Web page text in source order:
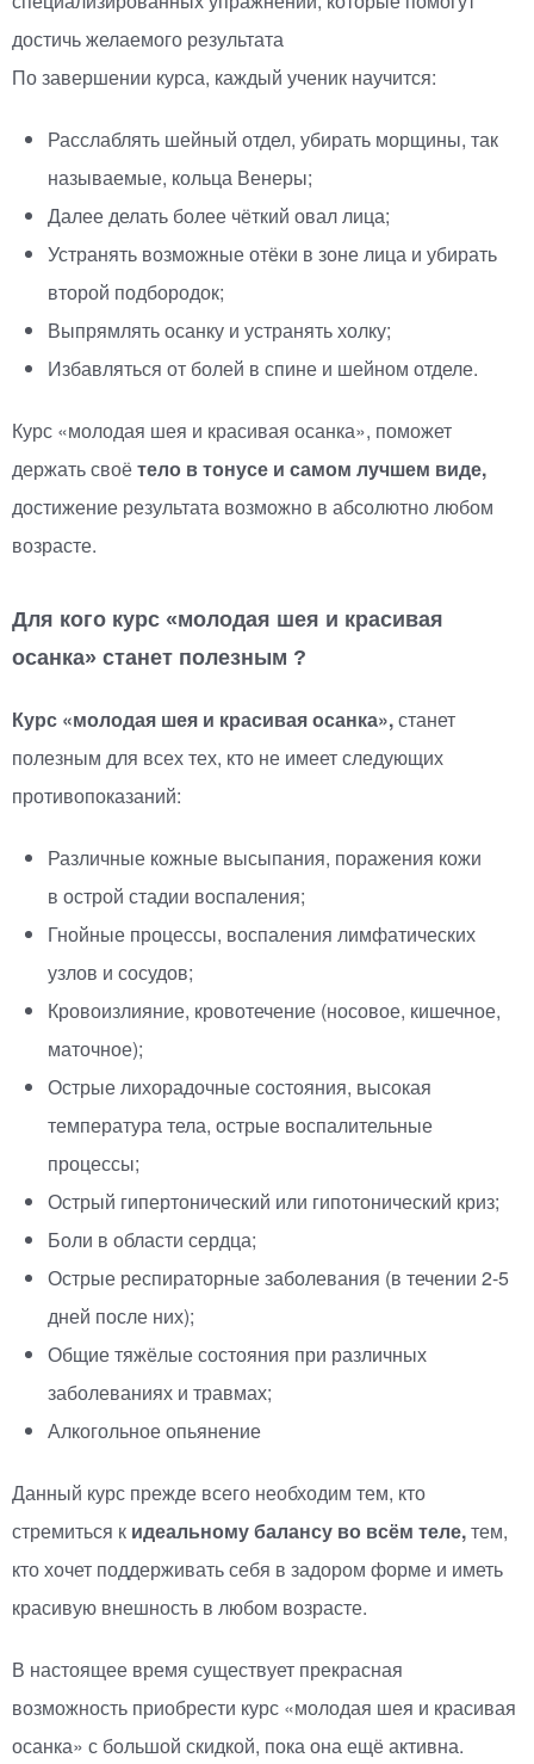
достичь желаемого результата
По завершении курса, каждый ученик научится:
Расслаблять шейный отдел, убирать морщины, так
называемые, кольца Венеры;
Далее делать более чёткий овал лица;
Устранять возможные отёки в зоне лица и убирать
второй подбородок;
Выпрямлять осанку и устранять холку;
Избавляться от болей в спине и шейном отделе.
Курс «молодая шея и красивая осанка», поможет
держать своётело в тонусе и самом лучшем виде,
достижение результата возможно в абсолютно любом
возрасте.
Для кого курс «молодая шея и красивая
осанка» станет полезным ?
Курс «молодая шея и красивая осанка»,станет
полезным для всех тех, кто не имеет следующих
противопоказаний:
Различные кожные высыпания, поражения кожи
в острой стадии воспаления;
Гнойные процессы, воспаления лимфатических
узлов и сосудов;
Кровоизлияние, кровотечение (носовое, кишечное,
маточное);
Острые лихорадочные состояния, высокая
температура тела, острые воспалительные
процессы;
Острый гипертонический или гипотонический криз;
Боли в области сердца;
Острые респираторные заболевания (в течении 2-5
дней после них);
Общие тяжёлые состояния при различных
заболеваниях и травмах;
Алкогольное опьянение
Данный курс прежде всего необходим тем, кто
стремиться к идеальному балансу во всём теле,тем,
кто хочет поддерживать себя в задором форме и иметь
красивую внешность в любом возрасте.
В настоящее время существует прекрасная
возможность приобрести курс «молодая шея и красивая
осанка» с большой скидкой, пока она ещё активна.